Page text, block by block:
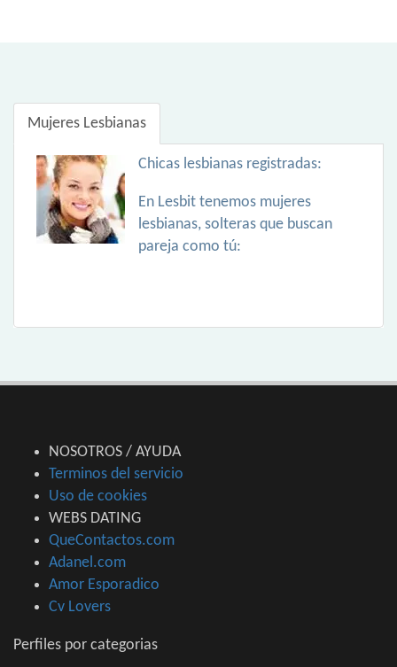
Mujeres Lesbianas
Chicas lesbianas registradas:
En Lesbit tenemos mujeres
lesbianas, solteras que buscan
pareja como tú:
NOSOTROS / AYUDA
Terminos del servicio
Uso de cookies
WEBS DATING
QueContactos.com
Adanel.com
Amor Esporadico
Cv Lovers
Perfiles por categorias